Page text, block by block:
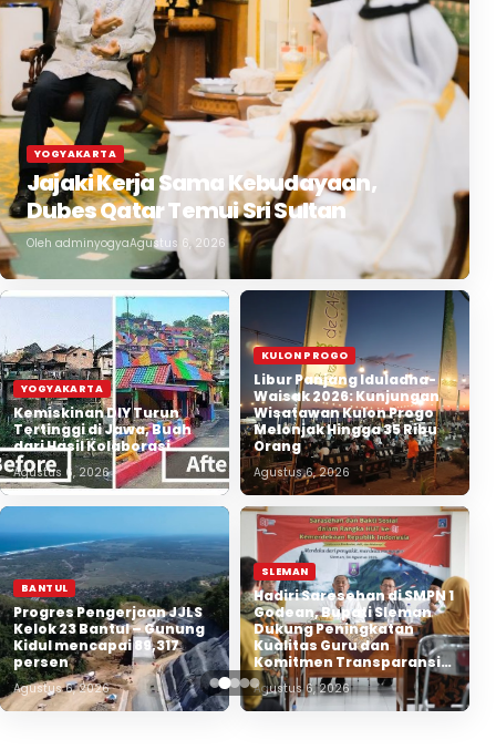
SLEMAN
Hadiri Saresehan di SMPN 1
Godean, Bupati Sleman
Dukung Peningkatan
Kualitas Guru dan
Komitmen Transparansi
Tata Kelola Pendidikan
Agustus 6, 2026
YOGYAKARTA
Jajaki Kerja Sama Kebudayaan,
Dubes Qatar Temui Sri Sultan
Oleh adminyogyaAgustus 6, 2026
YOGYAKARTA
Kemiskinan DIY Turun
Tertinggi di Jawa, Buah
dari Hasil Kolaborasi
Agustus 6, 2026
KULON PROGO
Libur Panjang Iduladha-
Waisak 2026: Kunjungan
Wisatawan Kulon Progo
Melonjak Hingga 35 Ribu
Orang
Agustus 6, 2026
BANTUL
Progres Pengerjaan JJLS
Kelok 23 Bantul – Gunung
Kidul mencapai 89,317
persen
Agustus 6, 2026